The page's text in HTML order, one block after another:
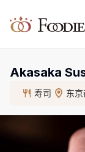
Foodies Reserve
Akasaka
寿司 东